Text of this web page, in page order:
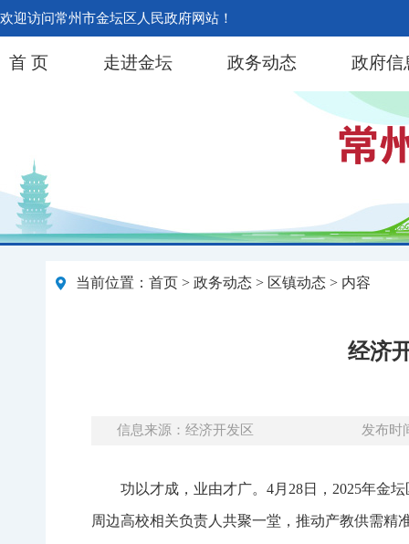
欢迎访问常州市金坛区人民政府网站！
首 页 走进金坛 政务动态 政府信
当前位置： 首页 > 政务动态 > 区镇动态 > 内容
经济
信息来源：经济开发区 发布时
功以才成，业由才广。4月28日，2025年金
周边高校相关负责人共聚一堂，推动产教供需精